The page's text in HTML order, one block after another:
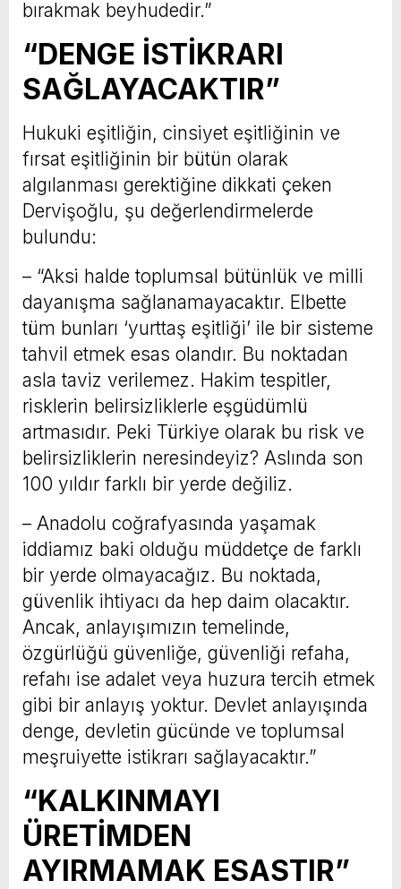
bırakmak beyhudedir.”
“DENGE İSTİKRARI
SAĞLAYACAKTIR”
Hukuki eşitliğin, cinsiyet eşitliğinin ve
fırsat eşitliğinin bir bütün olarak
algılanması gerektiğine dikkati çeken
Dervişoğlu, şu değerlendirmelerde
bulundu:
– “Aksi halde toplumsal bütünlük ve milli
dayanışma sağlanamayacaktır. Elbette
tüm bunları ‘yurttaş eşitliği’ ile bir sisteme
tahvil etmek esas olandır. Bu noktadan
asla taviz verilemez. Hakim tespitler,
risklerin belirsizliklerle eşgüdümlü
artmasıdır. Peki Türkiye olarak bu risk ve
belirsizliklerin neresindeyiz? Aslında son
100 yıldır farklı bir yerde değiliz.
– Anadolu coğrafyasında yaşamak
iddiamız baki olduğu müddetçe de farklı
bir yerde olmayacağız. Bu noktada,
güvenlik ihtiyacı da hep daim olacaktır.
Ancak, anlayışımızın temelinde,
özgürlüğü güvenliğe, güvenliği refaha,
refahı ise adalet veya huzura tercih etmek
gibi bir anlayış yoktur. Devlet anlayışında
denge, devletin gücünde ve toplumsal
meşruiyette istikrarı sağlayacaktır.”
“KALKINMAYI
ÜRETİMDEN
AYIRMAMAK ESASTIR”